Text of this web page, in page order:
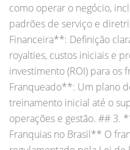
como operar o negócio,
padrões de serviço e
Financeira**: Definição
royalties, custos iniciais e
investimento (ROI) para
Franqueado**: Um plano
treinamento inicial até o
operações e gestão. ## 3.
Franquias no Brasil** O